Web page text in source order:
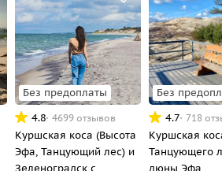
Без предоплаты
4.8 4699 отзывов
Куршская коса (Высота
Эфа, Танцующий лес) и
Зеленоградск с
Без
4.7 718
Куршская
Танцующего
дюны Эфа